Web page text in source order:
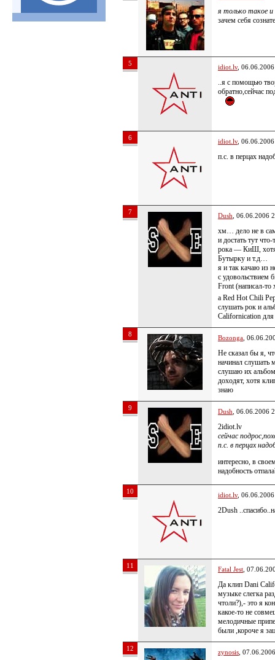
я только такое
зачем себя
5 idiot.lv,
..я с помощью
обратно,сейчас
6 idiot.lv,
п.с. в перцах
7 Dush , 06.06.2006
хм… дело не в
и достать тут
рока — КиШ, хотя
Бутырку и т.д…
я и так качаю из
с удовольствием
Front (написал-то
а Red Hot Chili
слушать рок и
Californication
8 Bozonga ,
Не сказал бы я,
начинал слушать
слушаю их
доходят, хотя
знаю
9 Dush , 06.06.2006
2idiot.lv
сейчас
п.с. в перцах
интересно, в
надобность
10 idiot.lv,
2Dush
11 Fatal Jest ,
Да клип Dani
музыке слегка
чтоли?),- это я
какое-то не
мелодичные
были ,короче я
12 zynosis ,